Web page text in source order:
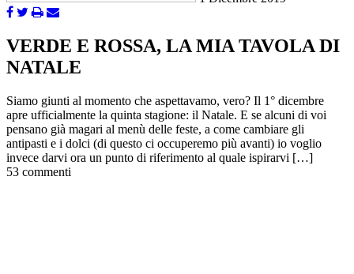
VERDE E ROSSA, LA MIA TAVOLA DI
NATALE
Siamo giunti al momento che aspettavamo, vero? Il 1° dicembre
apre ufficialmente la quinta stagione: il Natale. E se alcuni di voi
pensano già magari al menù delle feste, a come cambiare gli
antipasti e i dolci (di questo ci occuperemo più avanti) io voglio
invece darvi ora un punto di riferimento al quale ispirarvi […]
53 commenti